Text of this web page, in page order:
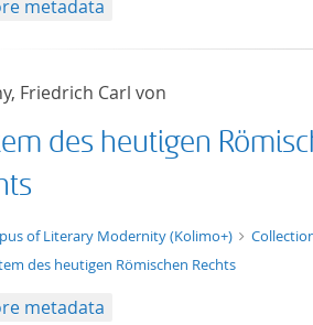
metadata
Friedrich Carl von
des heutigen
tg.edition+tg.aggregation+xml
of Literary Modernity (Kolimo+)
des heutigen Römischen Rechts
metadata